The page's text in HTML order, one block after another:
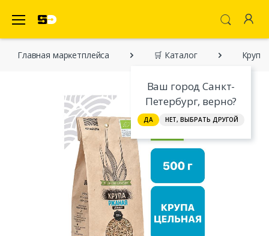
Ваш город Санкт-
Петербург, верно?
ДА НЕТ, ВЫБРАТЬ ДРУГОЙ
Главная марĸетплейса 🛒 Каталог Крупа